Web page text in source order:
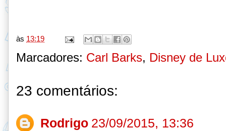
às 13:19
Marcadores: Carl Barks, Disney de
23 comentários:
Rodrigo 23/09/2015, 13:36